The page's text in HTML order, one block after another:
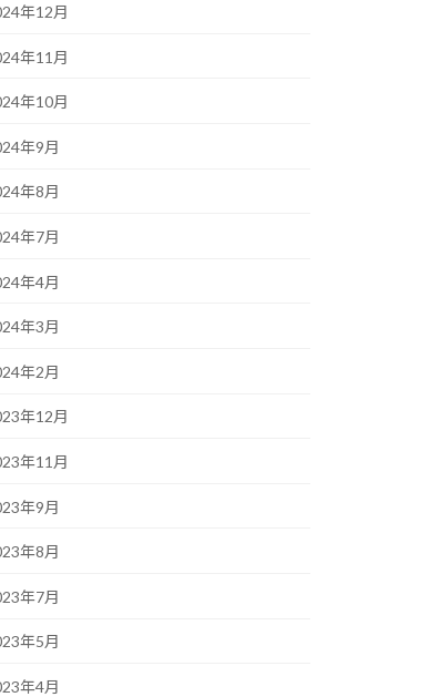
年12月
年11月
年10月
年9月
年8月
年7月
年4月
年3月
年2月
年12月
年11月
年9月
年8月
年7月
年5月
年4月